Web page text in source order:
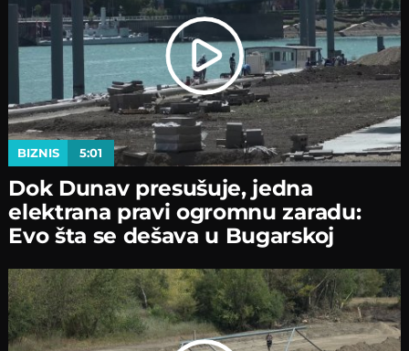
BIZNIS 5:01
Dok Dunav presušuje, jedna
elektrana pravi ogromnu zaradu:
Evo šta se dešava u Bugarskoj